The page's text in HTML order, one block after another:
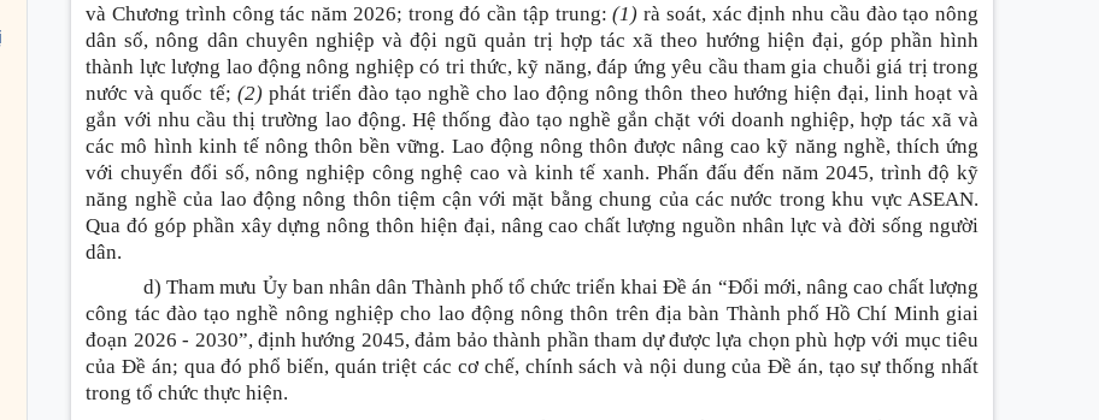
và Chương trình công tác năm 2026; trong đó cần tập trung: (1) rà soát, xác định nhu cầu đào tạo nông
dân số, nông dân chuyên nghiệp và đội ngũ quản trị hợp tác xã theo hướng hiện đại, góp phần hình
thành lực lượng lao động nông nghiệp có tri thức, kỹ năng, đáp ứng yêu cầu tham gia chuỗi giá trị trong
nước và quốc tế; (2)phát triển đào tạo nghề cho lao động nông thôn theo hướng hiện đại, linh hoạt và
gắn với nhu cầu thị trường lao động. Hệ thống đào tạo nghề gắn chặt với doanh nghiệp, hợp tác xã và
các mô hình kinh tế nông thôn bền vững. Lao động nông thôn được nâng cao kỹ năng nghề, thích ứng
với chuyển đổi số, nông nghiệp công nghệ cao và kinh tế xanh. Phấn đấu đến năm 2045, trình độ kỹ
năng nghề của lao động nông thôn tiệm cận với mặt bằng chung của các nước trong khu vực ASEAN.
Qua đó góp phần xây dựng nông thôn hiện đại, nâng cao chất lượng nguồn nhân lực và đời sống người
dân.
d) Tham mưu Ủy ban nhân dân Thành phố tổ chức triển khai Đề án “Đổi mới, nâng cao chất lượng
công tác đào tạo nghề nông nghiệp cho lao động nông thôn trên địa bàn Thành phố Hồ Chí Minh giai
đoạn 2026 - 2030”, định hướng 2045, đảm bảo thành phần tham dự được lựa chọn phù hợp với mục tiêu
của Đề án; qua đó phổ biến, quán triệt các cơ chế, chính sách và nội dung của Đề án, tạo sự thống nhất
trong tổ chức thực hiện.